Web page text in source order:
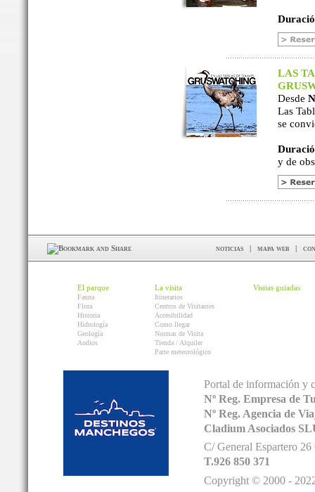
LAS
Desde
Las
se
y de
noticias | mapa web |
El parque
Fauna
Flora
Historia
Hidrología
Geología
Audios
La visita
Itinerarios
Centros de Visitantes
Accesibilidad
Como llegar
Normas de Visita
Tienda / Alquiler
Parte meteorológico
Visitas guiadas
Portal de información y
Nº Reg. Empresa de
Nº Reg. Agencia de
Cladium Asociados
C/ General Espartero
T.926 850 371
Copyright © 2000 -